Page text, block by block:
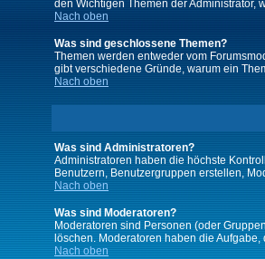
den Wichtigen Themen der Administrator,
Nach oben
Was sind geschlossene Themen?
Themen werden entweder vom
gibt verschiedene Gründe, warum ein
Nach oben
Was sind Administratoren?
Administratoren haben die höchste
Benutzern, Benutzergruppen erstellen,
Nach oben
Was sind Moderatoren?
Moderatoren sind Personen (oder
löschen. Moderatoren haben die
Nach oben